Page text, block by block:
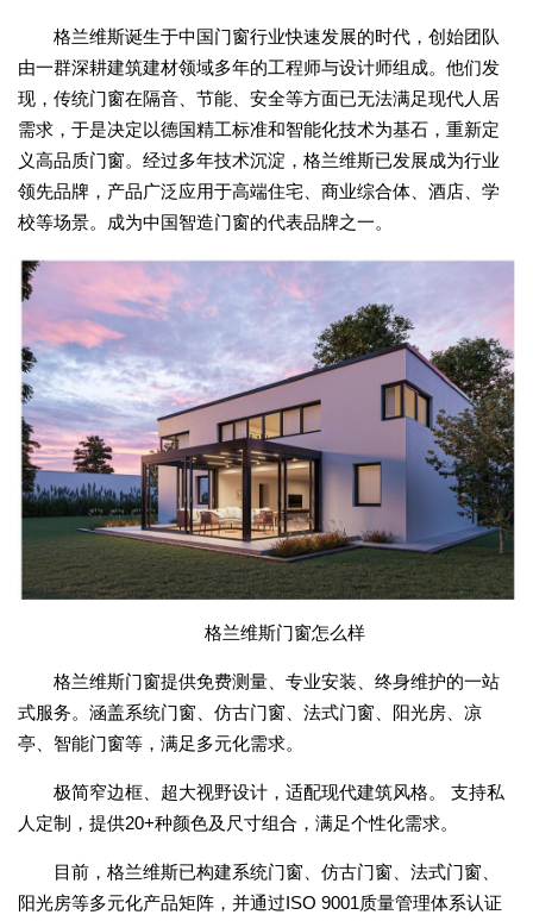
格兰维斯诞生于中国门窗行业快速发展的时代，创始团队
由一群深耕建筑建材领域多年的工程师与设计师组成。他们发
现，传统门窗在隔音、节能、安全等方面已无法满足现代人居
需求，于是决定以德国精工标准和智能化技术为基石，重新定
义高品质门窗。经过多年技术沉淀，格兰维斯已发展成为行业
领先品牌，产品广泛应用于高端住宅、商业综合体、酒店、学
校等场景。成为中国智造门窗的代表品牌之一。
格兰维斯门窗怎么样
格兰维斯门窗提供免费测量、专业安装、终身维护的一站
式服务。涵盖系统门窗、仿古门窗、法式门窗、阳光房、凉
亭、智能门窗等，满足多元化需求。
极简窄边框、超大视野设计，适配现代建筑风格。 支持私
人定制，提供20+种颜色及尺寸组合，满足个性化需求。
目前，格兰维斯已构建系统门窗、仿古门窗、法式门窗、
阳光房等多元化产品矩阵，并通过ISO 9001质量管理体系认证